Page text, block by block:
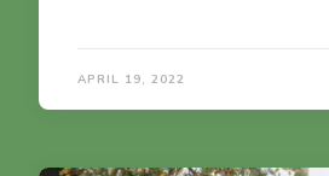
APRIL 19, 2022